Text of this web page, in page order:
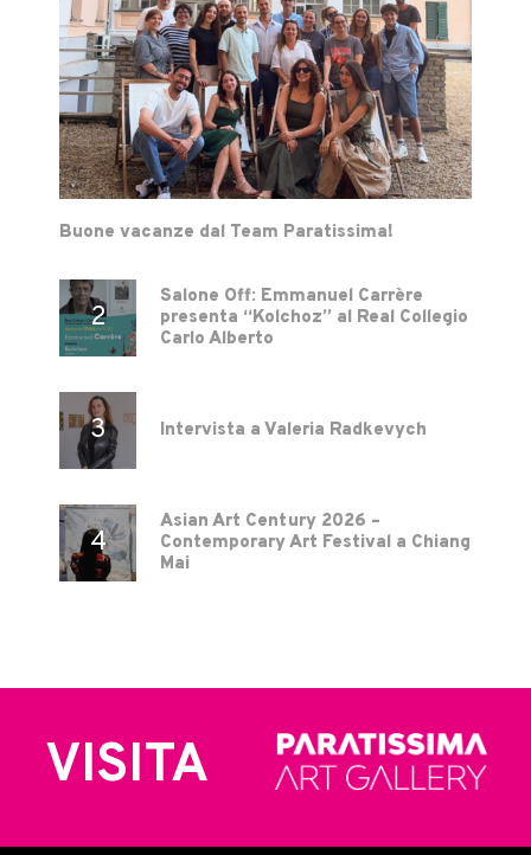
Buone vacanze dal Team Paratissima!
Salone Off: Emmanuel Carrère
presenta “Kolchoz” al Real Collegio
Carlo Alberto
Intervista a Valeria Radkevych
Asian Art Century 2026 –
Contemporary Art Festival a Chiang
Mai
VISITA